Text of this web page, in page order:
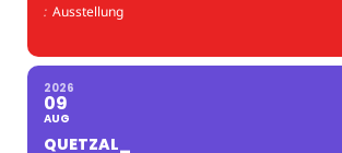
: Ausstellung
2026
09
AUG
QUETZAL_